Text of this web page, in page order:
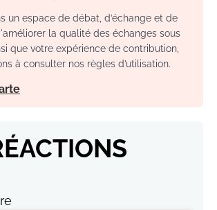
un espace de débat, d’échange et de
la qualité des échanges sous
que votre expérience de contribution,
à consulter nos règles d’utilisation.